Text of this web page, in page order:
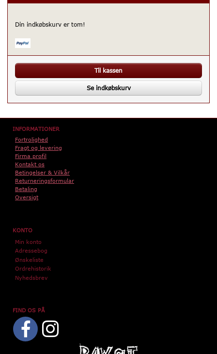
Din indkøbskurv er tom!
Til kassen
Se indkøbskurv
INFORMATIONER
Fortrolighed
Fragt og levering
Firma profil
Kontakt os
Betingelser & Vilkår
Returneringsformular
Betaling
Oversigt
KONTO
Min konto
Adressebog
Ønskeliste
Ordrehistorik
Nyhedsbrev
FIND OS PÅ